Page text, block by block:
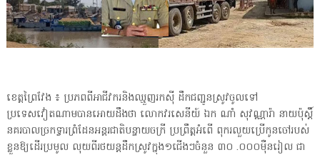
ខេត្តព្រៃវែង ៖ ប្រភពពីអាជីវករនិងឈ្មួញរកស៊ី ដឹកជញ្ជូនស្រូវចូលទៅ
ប្រទេសវៀតណាមបានអោយដឹងថា លោកវរសេនីយ៍ ឯក ណាំ សុវណ្ណារ៉ា នាយប៉ុស្តិ៍
នគរបាលច្រកទ្វារព្រំដែនអន្តរជាតិបន្ទាយចក្រី ប្រព្រឹត្តអំពើ ពុករលួយប្រើកូនចៅរបស់
ខ្លួនឱ្យដើរប្រមូល លុយពីរថយន្តដឹកស្រូវក្នុង១ជើងៗចំនួន ៣០ .០០០ម៉ឺនរៀល ជា